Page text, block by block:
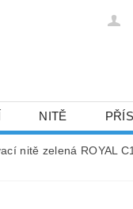
NITĚ
A SLEVY
nitě zelená ROYAL